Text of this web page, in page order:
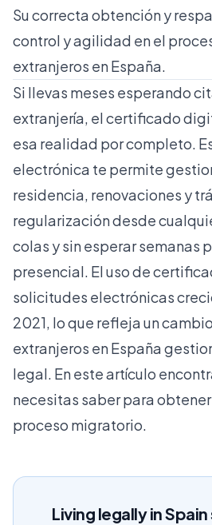
Su correcta obtención y
control y agilidad en el
extranjeros en España.
Si llevas meses esperando
extranjería, el certificado
esa realidad por completo.
electrónica te permite
residencia, renovaciones y
regularización desde
colas y sin esperar semanas
presencial. Eluso de
solicitudes electrónicas
2021, lo que refleja un
extranjeros en España
legal. En este artículo
necesitas saber para
proceso migratorio.
Living legally in